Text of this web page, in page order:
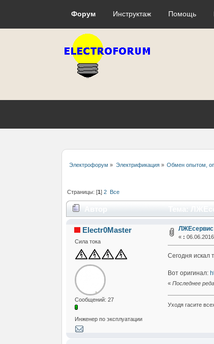
Форум Инструктаж Помощь
Электрофорум » Электрификация» Обмен опытом,
Страницы: [1]2 Все
Electr0Master
Сила тока
Сообщений: 27
Инженер по эксплуатации
ЛЖЕсервис
« :
Сегодня искал
Вот оригинал:
« Последнее
Уходя гасите